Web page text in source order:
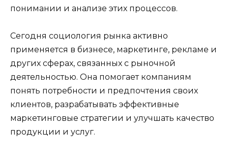
понимании и анализе этих процессов.
Сегодня социология рынка активно
применяется в бизнесе, маркетинге, рекламе и
других сферах, связанных с рыночной
деятельностью. Она помогает компаниям
понять потребности и предпочтения своих
клиентов, разрабатывать эффективные
маркетинговые стратегии и улучшать качество
продукции и услуг.